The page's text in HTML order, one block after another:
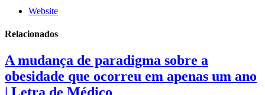
Website
Relacionados
A mudança de paradigma sobre a
obesidade que ocorreu em apenas um ano
| Letra de Médico